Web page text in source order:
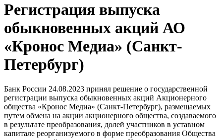
Регистрация выпуска
обыкновенных акций АО
«Кронос Медиа» (Санкт-
Петербург)
Банк России 24.08.2023 принял решение о государственной
регистрации выпуска обыкновенных акций Акционерного
общества «Кронос Медиа» (Санкт-Петербург), размещаемых
путем обмена на акции акционерного общества, создаваемого
в результате преобразования, долей участников в уставном
капитале реорганизуемого в форме преобразования Общества